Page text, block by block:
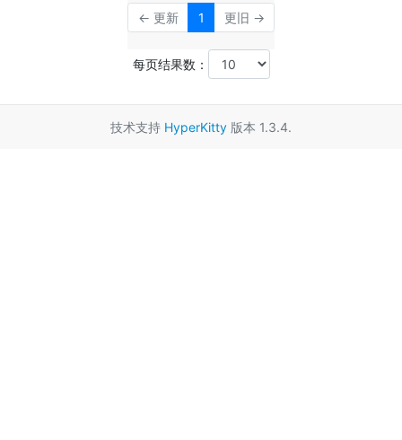
← 更新 1 更旧 →
每页结果数：
技术支持 HyperKitty 版本 1.3.4.